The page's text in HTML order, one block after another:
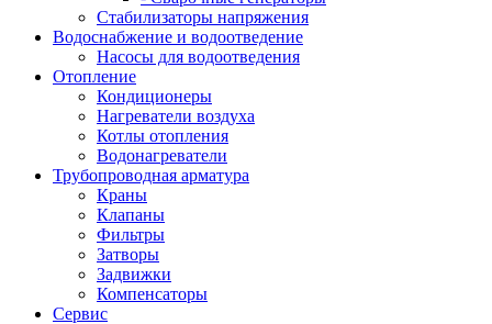
Стабилизаторы напряжения
Водоснабжение и водоотведение
Насосы для водоотведения
Отопление
Кондиционеры
Нагреватели воздуха
Котлы отопления
Водонагреватели
Трубопроводная арматура
Краны
Клапаны
Фильтры
Затворы
Задвижки
Компенсаторы
Сервис